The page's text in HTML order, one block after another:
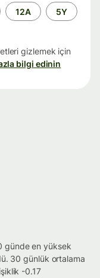
12A 5Y
gizlemek için
bilgi edinin
günde en yüksek
30 günlük ortalama
-0.17